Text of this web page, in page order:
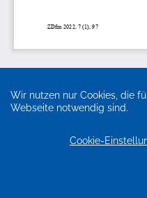
Wir nutzen nur Cookies, die
Webseite notwendig sind.
Cookie-